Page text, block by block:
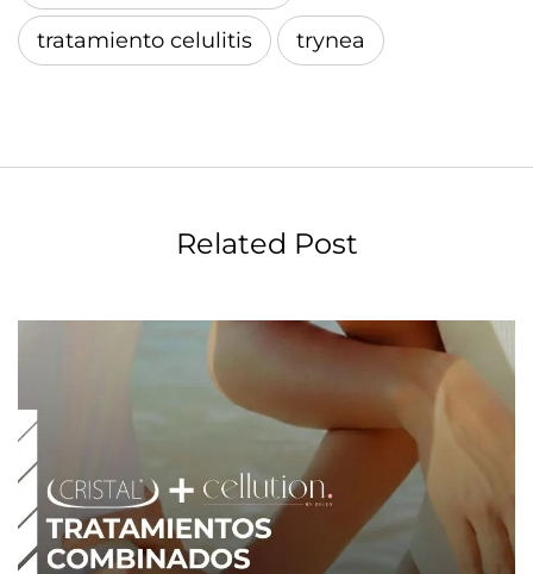
tratamiento celulitis trynea
Related Post